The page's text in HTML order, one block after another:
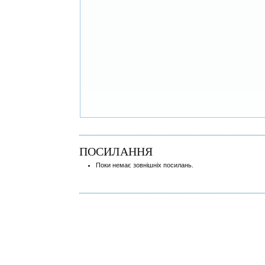
ПОСИЛАННЯ
Поки немає зовнішніх посилань.